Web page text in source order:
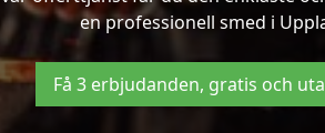
en professionell smed i
Få 3 erbjudanden, gratis och